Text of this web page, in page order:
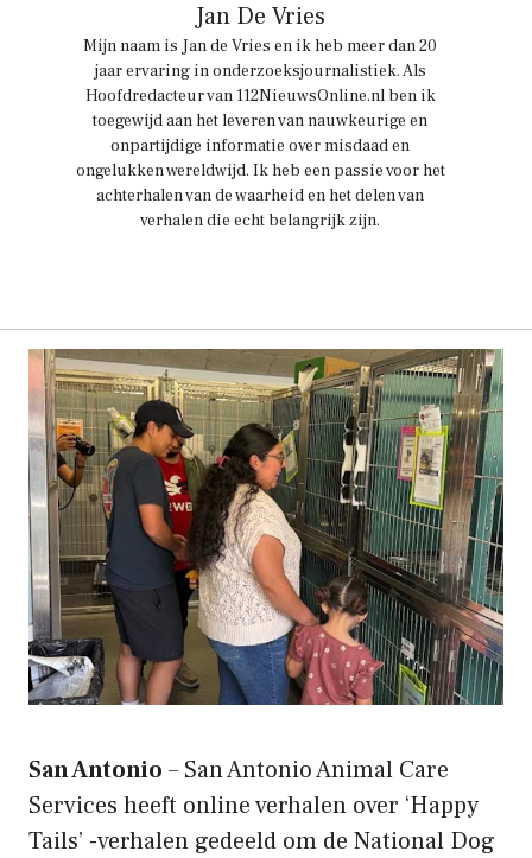
Jan De Vries
Mijn naam is Jan de Vries en ik heb meer dan 20
jaar ervaring in onderzoeksjournalistiek. Als
Hoofdredacteur van 112NieuwsOnline.nl ben ik
toegewijd aan het leveren van nauwkeurige en
onpartijdige informatie over misdaad en
ongelukken wereldwijd. Ik heb een passie voor het
achterhalen van de waarheid en het delen van
verhalen die echt belangrijk zijn.
San Antonio – San Antonio Animal Care
Services heeft online verhalen over ‘Happy
Tails’ -verhalen gedeeld om de National Dog